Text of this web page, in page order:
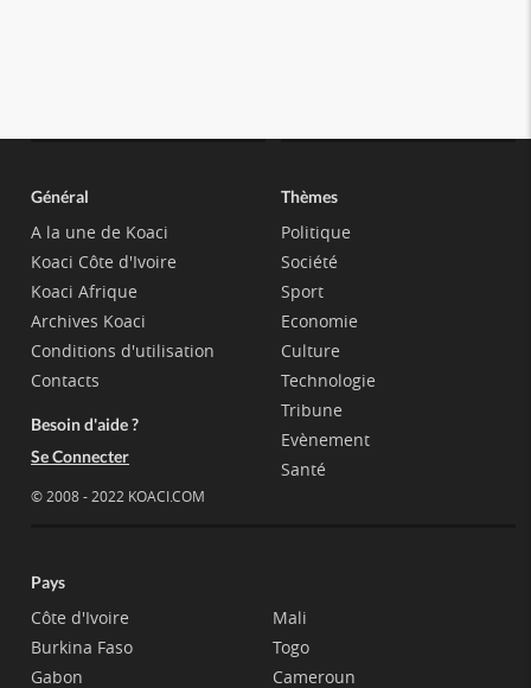
Général
A la une de Koaci
Koaci Côte d'Ivoire
Koaci Afrique
Archives Koaci
Conditions d'utilisation
Contacts
Besoin d'aide ?
Se Connecter
© 2008 - 2022 KOACI.COM
Thèmes
Politique
Société
Sport
Economie
Culture
Technologie
Tribune
Evènement
Santé
Pays
Côte d'Ivoire
Burkina Faso
Gabon
Mali
Togo
Cameroun